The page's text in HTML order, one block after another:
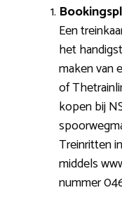
Een
het
maken van
of
kopen bij
Treinritten
middels
nummer